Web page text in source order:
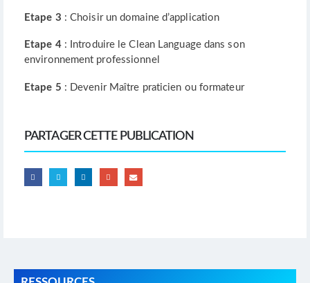
Etape 3 : Choisir un domaine d’application
Etape 4: Introduire le Clean Language dans son
environnement professionnel
Etape 5 : Devenir Maître praticien ou formateur
PARTAGER CETTE PUBLICATION